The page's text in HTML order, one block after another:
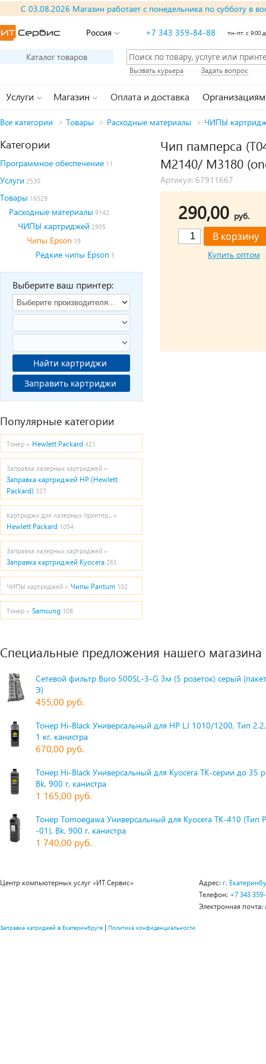
С 03.08.2026 Магазин работает с понедельника по субботу в
Россия +7 343 359-84-88 пн-пт: с 9:00
Каталог товаров
Вызвать курьера Задать вопрос
Услуги Магазин Оплата и доставка Организациям
Все категории > Товары > Расходные материалы > ЧИПЫ
Категории
Программное обеспечение 11
Услуги 2530
Товары 16529
Расходные материалы 9142
ЧИПЫ картриджей 2905
Чипы Epson 19
Редкие чипы Epson 3
Выберите ваш принтер:
Найти картриджи
Заправить картриджи
Популярные категории
Тонер » Hewlett Packard 421
Заправка лазерных картриджей »
Заправка картриджей HP (Hewlett
Packard) 327
Картриджи для лазерных принтер... »
Hewlett Packard 1054
Заправка лазерных картриджей »
Заправка картриджей Kyocera 265
ЧИПЫ картриджей » Чипы Pantum 102
Тонер » Samsung 108
Чип памперса
M2140/ M3180
Артикул: 67911667
290,00 руб.
Купить оптом
Специальные предложения нашего магазина
Сетевой фильтр Buro 500SL-3-G 3м (5 розеток) серый
Э)
455,00 руб.
Тонер Hi-Black Универсальный для HP LJ 1010/1200, Тип
1 кг, канистра
670,00 руб.
Тонер Hi-Black Универсальный для Kyocera TK-серии до 35
Bk, 900 г, канистра
1 165,00 руб.
Тонер Tomoegawa Универсальный для Kyocera TK-410 (Тип
-01), Bk, 900 г, канистра
1 740,00 руб.
Центр компьютерных услуг «ИТ Сервис» Адрес: г.
Телефон: +7 343
Электронная почта:
Заправка катриджей в Екатеринбруге | Политика конфиденциальности